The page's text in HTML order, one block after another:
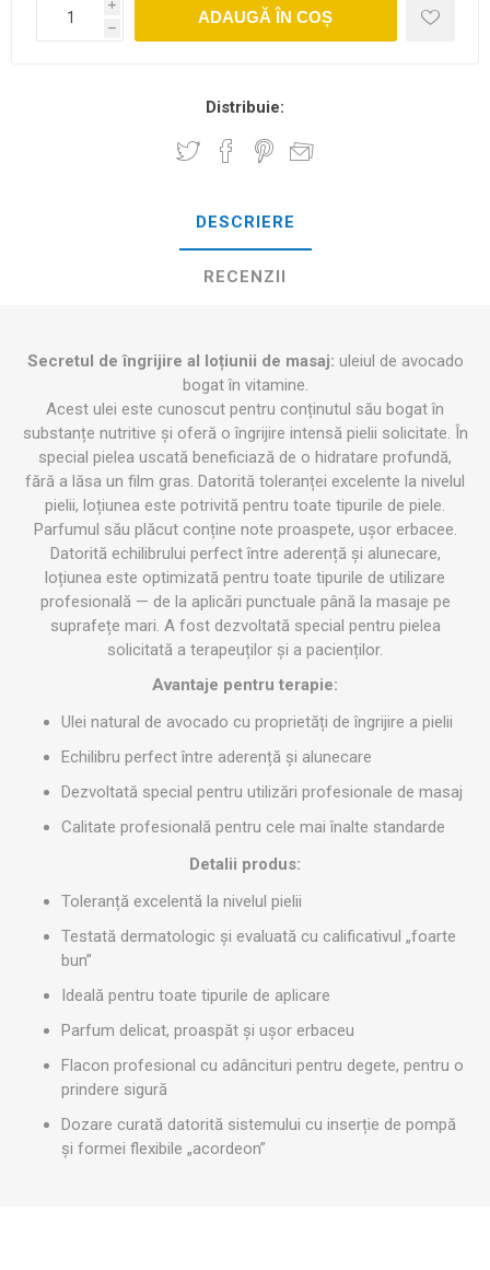
i
h
ADAUGĂ ÎN COȘ
Distribuie:
DESCRIERE
RECENZII
Secretul de îngrijire al loțiunii de masaj: uleiul de avocado
bogat în vitamine.
Acest ulei este cunoscut pentru conținutul său bogat în
substanțe nutritive și oferă o îngrijire intensă pielii solicitate. În
special pielea uscată beneficiază de o hidratare profundă,
fără a lăsa un film gras. Datorită toleranței excelente la nivelul
pielii, loțiunea este potrivită pentru toate tipurile de piele.
Parfumul său plăcut conține note proaspete, ușor erbacee.
Datorită echilibrului perfect între aderență și alunecare,
loțiunea este optimizată pentru toate tipurile de utilizare
profesională — de la aplicări punctuale până la masaje pe
suprafețe mari. A fost dezvoltată special pentru pielea
solicitată a terapeuților și a pacienților.
Avantaje pentru terapie:
Ulei natural de avocado cu proprietăți de îngrijire a pielii
Echilibru perfect între aderență și alunecare
Dezvoltată special pentru utilizări profesionale de masaj
Calitate profesională pentru cele mai înalte standarde
Detalii produs:
Toleranță excelentă la nivelul pielii
Testată dermatologic și evaluată cu calificativul „foarte
bun”
Ideală pentru toate tipurile de aplicare
Parfum delicat, proaspăt și ușor erbaceu
Flacon profesional cu adâncituri pentru degete, pentru o
prindere sigură
Dozare curată datorită sistemului cu inserție de pompă
și formei flexibile „acordeon”